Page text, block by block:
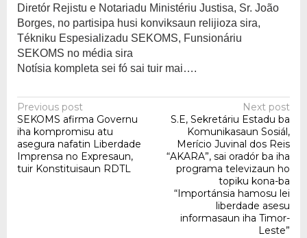
Diretór Rejistu e Notariadu Ministériu Justisa, Sr. João
Borges, no partisipa husi konviksaun relijioza sira,
Tékniku Espesializadu SEKOMS, Funsionáriu
SEKOMS no média sira
Notísia kompleta sei fó sai tuir mai….
Post
navigation
Previous post
SEKOMS afirma Governu
iha kompromisu atu
asegura nafatin Liberdade
Imprensa no Expresaun,
tuir Konstituisaun RDTL
Next post
S.E, Sekretáriu Estadu ba
Komunikasaun Sosiál,
Merício Juvinal dos Reis
“AKARA”, sai oradór ba iha
programa televizaun ho
topiku kona-ba
“Importánsia hamosu lei
liberdade asesu
informasaun iha Timor-
Leste”